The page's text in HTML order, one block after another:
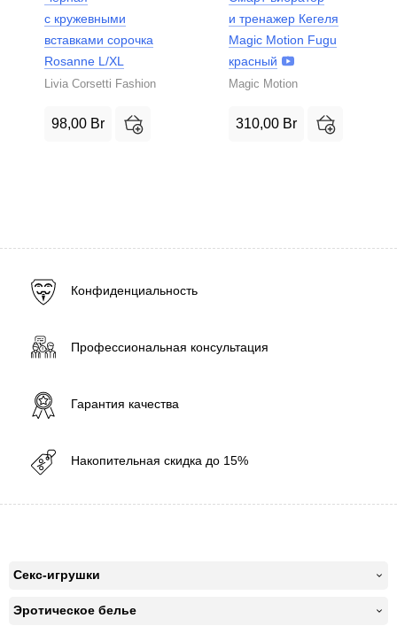
с кружевными
вставками сорочка
Rosanne L/XL
Livia Corsetti Fashion
98,00 Br
и тренажер Кегеля
Magic Motion Fugu
красный
Magic Motion
310,00 Br
Конфиденциальность
Профессиональная консультация
Гарантия качества
Накопительная скидка до 15%
Секс-игрушки
Эротическое белье